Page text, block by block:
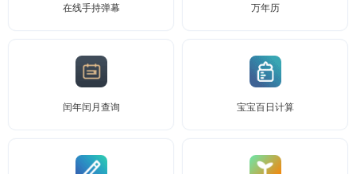
在线手持弹幕 万年历
闰年闰月查询 宝宝百日计算